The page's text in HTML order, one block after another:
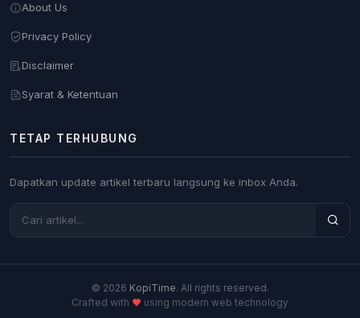
About Us
Privacy Policy
Disclaimer
Syarat & Ketentuan
TETAP TERHUBUNG
Dapatkan update artikel terbaru langsung ke inbox Anda.
© 2026 KopiTime. All rights reserved.
Crafted with
using modern web technology